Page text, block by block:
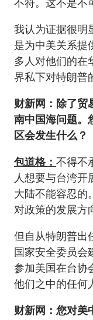
我认为证据很明
是为中美关系提
多人对他们的在
界私下对特朗普
财新网：除了贸
南中国海问题。
区会发生什么？
包道格： 不得不
人想要与台湾开
大陆不能容忍的
对政策的发展方
但自从特朗普出
国家安全委员会
参加美国在台协
他们之中的任何
财新网：您对美